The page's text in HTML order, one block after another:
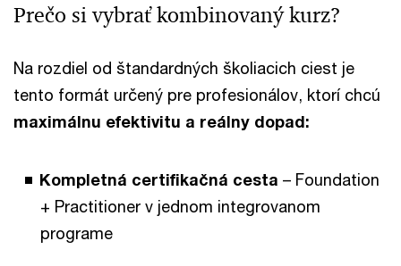
Prečo si vybrať kombinovaný kurz?
Na rozdiel od štandardných školiacich ciest je
tento formát určený pre profesionálov, ktorí chcú
maximálnu efektivitu a reálny dopad:
Kompletná certifikačná cesta – Foundation
+ Practitioner v jednom integrovanom
programe